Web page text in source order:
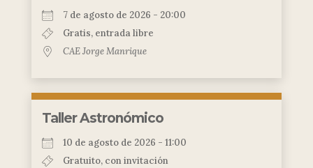
7 de agosto de 2026 - 20:00
Gratis, entrada libre
CAE Jorge Manrique
Taller Astronómico
10 de agosto de 2026 - 11:00
Gratuito, con invitación